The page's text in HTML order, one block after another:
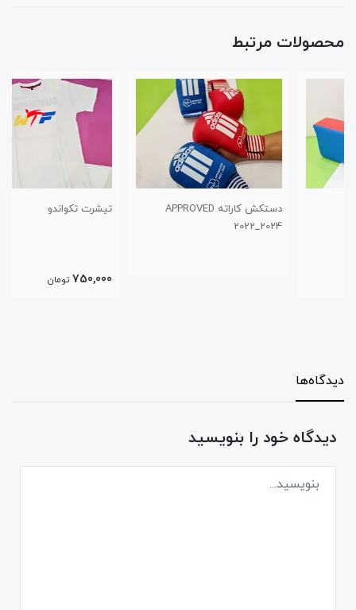
محصولات مرتبط
دستکش کاراته APPROVED
تیشرت تکواندو
تومان
دیدگاه‌ها
دیدگاه خود را بنویسید